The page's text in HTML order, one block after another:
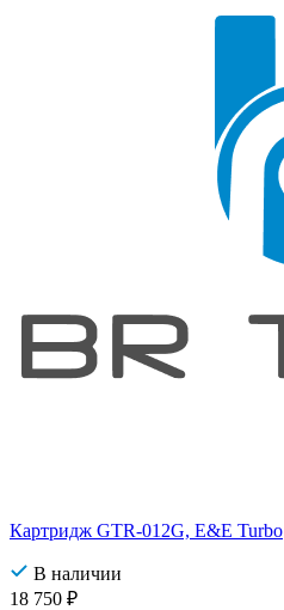
Картридж GTR-012G, E&E Turbo
В наличии
18 750 ₽